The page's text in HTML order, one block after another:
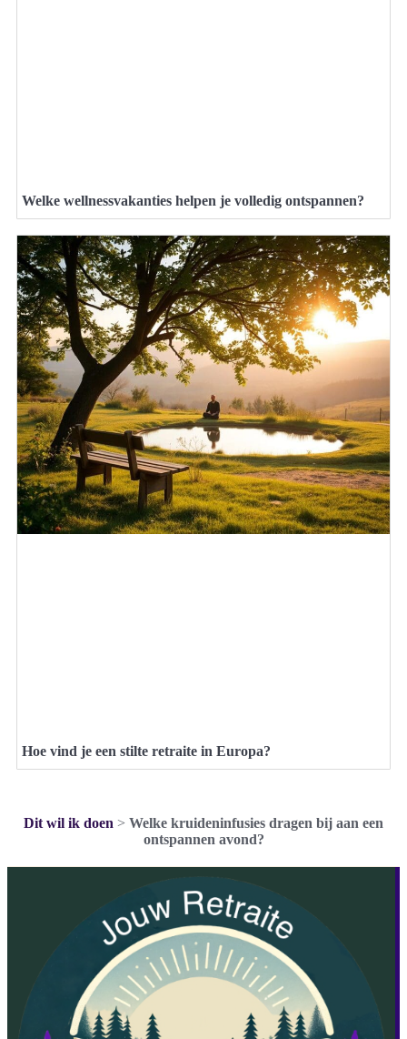
Welke wellnessvakanties helpen je volledig ontspannen?
Hoe vind je een stilte retraite in Europa?
Dit wil ik doen > Welke kruideninfusies dragen bij aan een
ontspannen avond?